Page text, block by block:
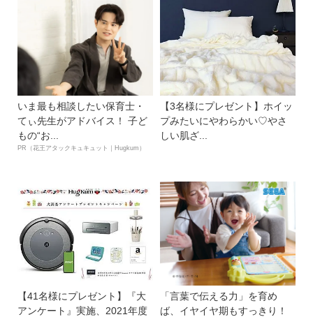
いま最も相談したい保育士・
てぃ先生がアドバイス！ 子ど
もの“お...
PR（花王アタックキュキュット｜Hugkum）
【3名様にプレゼント】ホイッ
プみたいにやわらかい♡やさ
しい肌ざ...
【41名様にプレゼント】『大
アンケート』実施、2021年度
「言葉で伝える力」を育め
ば、イヤイヤ期もすっきり！